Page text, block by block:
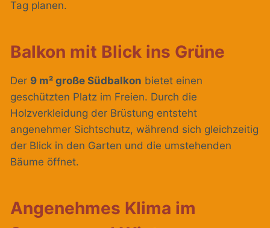
Tag planen.
Balkon mit Blick ins Grüne
Der 9 m² große Südbalkon bietet einen
geschützten Platz im Freien. Durch die
Holzverkleidung der Brüstung entsteht
angenehmer Sichtschutz, während sich gleichzeitig
der Blick in den Garten und die umstehenden
Bäume öffnet.
Angenehmes Klima im